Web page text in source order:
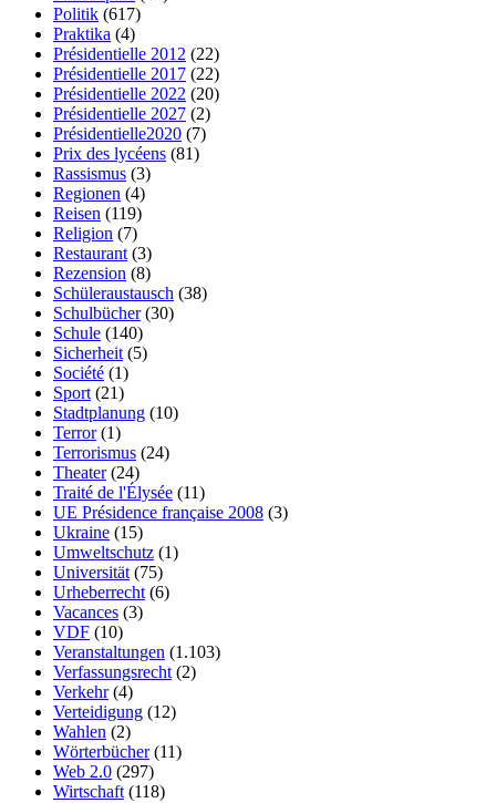
Politik (617)
Praktika (4)
Présidentielle 2012 (22)
Présidentielle 2017 (22)
Présidentielle 2022 (20)
Présidentielle 2027 (2)
Présidentielle2020 (7)
Prix des lycéens (81)
Rassismus (3)
Regionen (4)
Reisen (119)
Religion (7)
Restaurant (3)
Rezension (8)
Schüleraustausch (38)
Schulbücher(30)
Schule (140)
Sicherheit (5)
Société (1)
Sport (21)
Stadtplanung (10)
Terror(1)
Terrorismus (24)
Theater(24)
Traité de l'Élysée (11)
UE Présidence française 2008 (3)
Ukraine (15)
Umweltschutz (1)
Universität (75)
Urheberrecht (6)
Vacances (3)
VDF (10)
Veranstaltungen (1.103)
Verfassungsrecht (2)
Verkehr(4)
Verteidigung (12)
Wahlen (2)
Wörterbücher(11)
Web 2.0 (297)
Wirtschaft (118)